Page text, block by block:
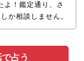
よ！鑑定通り、さ
か相談しません。
占う